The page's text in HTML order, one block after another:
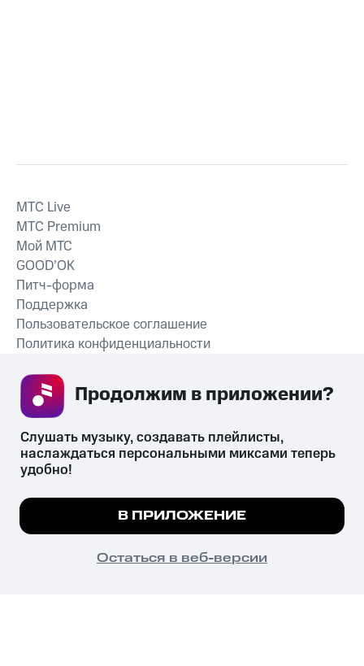
СКАЧАТЬ ПРИЛОЖЕНИЕ
MTС Live
MTС Premium
Мой МТС
GOOD’OK
Питч-форма
Поддержка
Пользовательское соглашение
Политика конфиденциальности
психотропных веществ, их аналогов причиняет вред здоровью,
их незаконный оборот запрещён и влечёт установленную
законодательством ответственность.
© 2026 ООО «КИОН».
Все права защищены
Мы используем куки, чтобы на сайте все
Подробнее
ПОНЯТНО
Слушать музыку, создавать плейлисты,
наслаждаться персональными миксами теперь
удобно!
В ПРИЛОЖЕНИЕ
Остаться в веб-версии